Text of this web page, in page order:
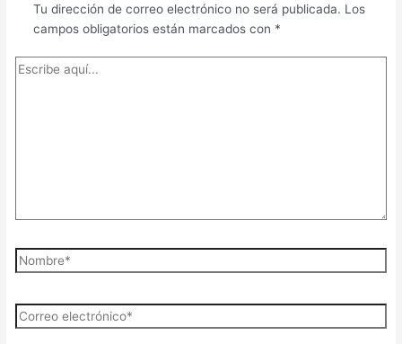
Tu dirección de correo electrónico no será publicada. Los
campos obligatorios están marcados con *